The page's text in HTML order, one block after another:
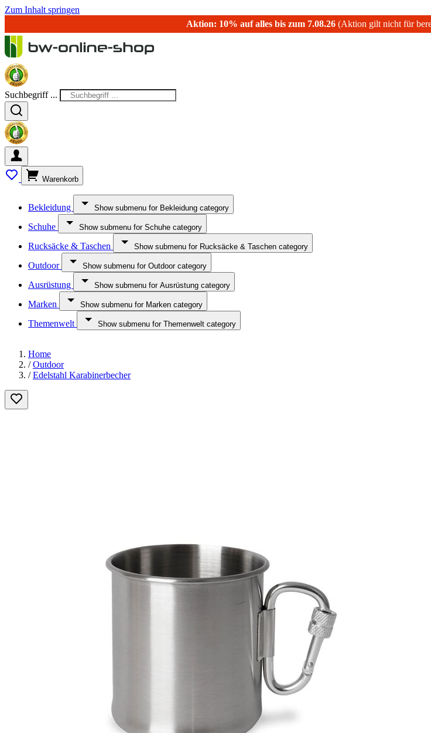
Zum Inhalt springen
Aktion: 10% auf alles bis zum 7.08.26(Aktion gilt nicht für
Suchbegriff ...
Warenkorb
Bekleidung Show submenu for Bekleidung category
Schuhe Show submenu for Schuhe category
Rucksäcke & Taschen Show submenu for Rucksäcke & Taschen category
Outdoor Show submenu for Outdoor category
Ausrüstung Show submenu for Ausrüstung category
Marken Show submenu for Marken category
Themenwelt Show submenu for Themenwelt category
Home
/ Outdoor
/ Edelstahl Karabinerbecher